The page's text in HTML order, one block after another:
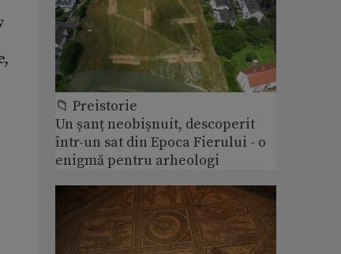
📁 Preistorie
Un șanț neobișnuit, descoperit
într-un sat din Epoca Fierului - o
enigmă pentru arheologi